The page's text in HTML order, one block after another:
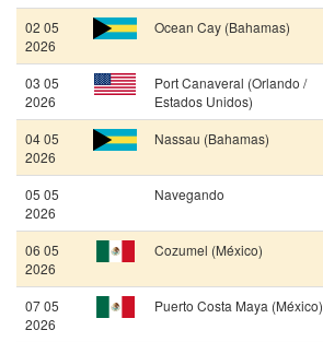
02 05
2026
Ocean Cay (Bahamas)
03 05
2026
Port Canaveral (Orlando /
Estados Unidos)
04 05
2026
Nassau (Bahamas)
05 05
2026
Navegando
06 05
2026
Cozumel (México)
07 05
2026
Puerto Costa Maya (México)